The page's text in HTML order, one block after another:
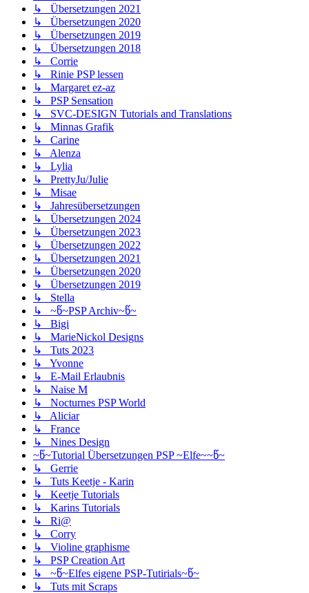
↳ Übersetzungen 2021
↳ Übersetzungen 2020
↳ Übersetzungen 2019
↳ Übersetzungen 2018
↳ Corrie
↳ Rinie PSP lessen
↳ Margaret ez-az
↳ PSP Sensation
↳ SVC-DESIGN Tutorials and Translations
↳ Minnas Grafik
↳ Carine
↳ Alenza
↳ Lylia
↳ PrettyJu/Julie
↳ Misae
↳ Jahresübersetzungen
↳ Übersetzungen 2024
↳ Übersetzungen 2023
↳ Übersetzungen 2022
↳ Übersetzungen 2021
↳ Übersetzungen 2020
↳ Übersetzungen 2019
↳ Stella
↳ ~წ~PSP Archiv~წ~
↳ Bigi
↳ MarieNickol Designs
↳ Tuts 2023
↳ Yvonne
↳ E-Mail Erlaubnis
↳ Naise M
↳ Nocturnes PSP World
↳ Aliciar
↳ France
↳ Nines Design
~წ~Tutorial Übersetzungen PSP ~Elfe~~წ~
↳ Gerrie
↳ Tuts Keetje - Karin
↳ Keetje Tutorials
↳ Karins Tutorials
↳ Ri@
↳ Corry
↳ Violine graphisme
↳ PSP Creation Art
↳ ~წ~Elfes eigene PSP-Tutirials~წ~
↳ Tuts mit Scraps